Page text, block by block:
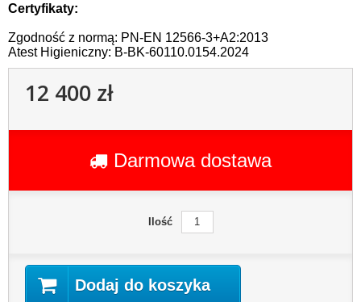
Certyfikaty:
Zgodność z normą: PN-EN 12566-3+A2:2013
Atest Higieniczny: B-BK-60110.0154.2024
12 400 zł
Darmowa dostawa
Ilość
Dodaj do koszyka